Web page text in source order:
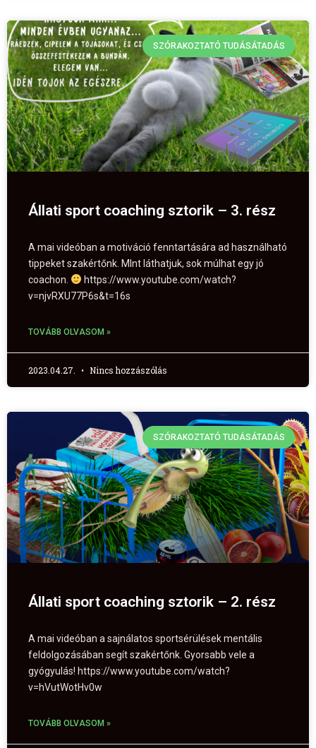
SZÓRAKOZTATÓ TUDÁSÁTADÁS
Állati sport coaching sztorik – 3. rész
A mai videóban a motiváció fenntartására ad használható
tippeket szakértőnk. MInt láthatjuk, sok múlhat egy jó
coachon.
https://www.youtube.com/watch?
v=njvRXU77P6s&t=16s
TOVÁBB OLVASOM »
2023.04.27. Nincs hozzászólás
SZÓRAKOZTATÓ TUDÁSÁTADÁS
Állati sport coaching sztorik – 2. rész
A mai videóban a sajnálatos sportsérülések mentális
feldolgozásában segít szakértőnk. Gyorsabb vele a
gyógyulás! https://www.youtube.com/watch?
v=hVutWotHv0w
TOVÁBB OLVASOM »